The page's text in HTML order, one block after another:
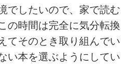
でしたいので、家で読む
の時間は完全に気分転換
てそのとき取り組んでい
い本を選ぶようにしてい